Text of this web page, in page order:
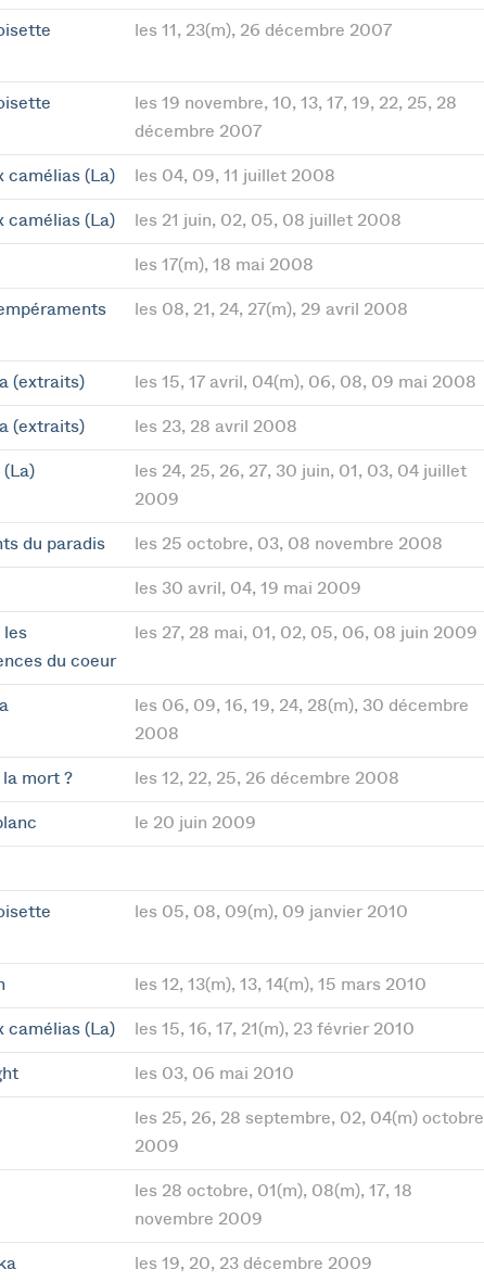
les 11, 23(m), 26 décembre 2007
les 19 novembre, 10, 13, 17, 19, 22, 25, 28
décembre 2007
camélias (La) les 04, 09, 11 juillet 2008
camélias (La) les 21 juin, 02, 05, 08 juillet 2008
les 17(m), 18 mai 2008
les 08, 21, 24, 27(m), 29 avril 2008
(extraits) les 15, 17 avril, 04(m), 06, 08, 09 mai 2008
(extraits) les 23, 28 avril 2008
(La)
les 24, 25, 26, 27, 30 juin, 01, 03, 04 juillet
2009
du paradis les 25 octobre, 03, 08 novembre 2008
les 30 avril, 04, 19 mai 2009
les
du coeur
les 27, 28 mai, 01, 02, 05, 06, 08 juin 2009
les 06, 09, 16, 19, 24, 28(m), 30 décembre
2008
mort ? les 12, 22, 25, 26 décembre 2008
le 20 juin 2009
les 05, 08, 09(m), 09 janvier 2010
les 12, 13(m), 13, 14(m), 15 mars 2010
camélias (La) les 15, 16, 17, 21(m), 23 février 2010
les 03, 06 mai 2010
les 25, 26, 28 septembre, 02, 04(m) octobre
2009
les 28 octobre, 01(m), 08(m), 17, 18
novembre 2009
les 19, 20, 23 décembre 2009